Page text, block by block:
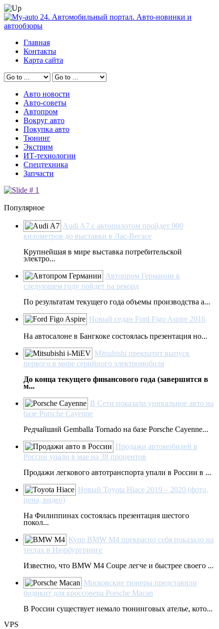
Главная
Контакты
Карта сайта
Авто новости
Авто-советы
Автопром
Вокруг авто
Покупка авто
Тюнинг
Экстрим
ИТ-технологии
Спецтехника
Запчасти
Популярное
Audi A7 с автопилотом пройдет 900
километров до выставки в Лас-Вегасе
Крупнейшая в мире выставка потребительской
электро...
Автопром Германии в
следующем году пойдет на рекорд
По результатам текущего года объемы производства а...
Новый седан Ford Figo Aspire 2016
На автосалоне в Бангкоке состоялась презентация но...
Mitsubishi прекратит выпуск
первого в мире серийного электромобиля
До конца текущего финансового года (завершится в
м...
В Сети показали уникальное авто на
базе Porsche Cayenne
Редчайший Gemballa Tornado на базе Porsche Cayennе...
Продажи автомобилей в
России упали в мае на 38 процентов
Продажи легкового автотранспорта упали в России в ...
Новый Toyota Hiace 2019 – 2020 (фото,
цена, видео)
На Филиппинах состоялась презентация шестого
покол...
Купе BMW M4 прекрасно себя показало на
тестах в Нюрбургринге
Известно, что BMW M4 Coupe легче и быстрее своего ...
Московские тюнеры представили
бодикит для кроссовера Porsche Macan
В России существует немало тюнинговых ателье, кото...
VPS